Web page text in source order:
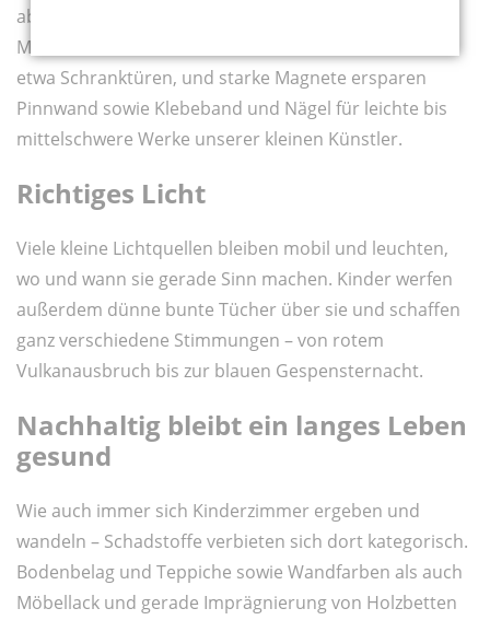
abwischbare Wände sparen den Platz für Staffelei,
Maltisch und Lerntafel. Große metallische Flächen,
etwa Schranktüren, und starke Magnete ersparen
Pinnwand sowie Klebeband und Nägel für leichte bis
mittelschwere Werke unserer kleinen Künstler.
Richtiges Licht
Viele kleine Lichtquellen bleiben mobil und leuchten,
wo und wann sie gerade Sinn machen. Kinder werfen
außerdem dünne bunte Tücher über sie und schaffen
ganz verschiedene Stimmungen – von rotem
Vulkanausbruch bis zur blauen Gespensternacht.
Nachhaltig bleibt ein langes Leben
gesund
Wie auch immer sich Kinderzimmer ergeben und
wandeln – Schadstoffe verbieten sich dort kategorisch.
Bodenbelag und Teppiche sowie Wandfarben als auch
Möbellack und gerade Imprägnierung von Holzbetten